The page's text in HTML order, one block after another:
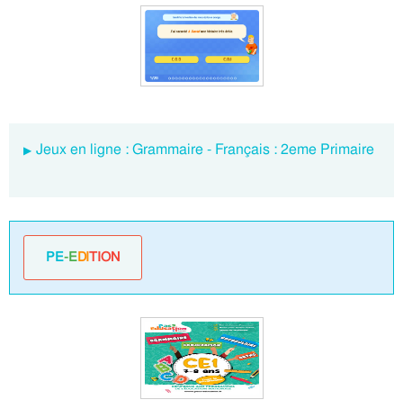
Jeux en ligne : Grammaire - Français : 2eme Primaire
PE-EDITION